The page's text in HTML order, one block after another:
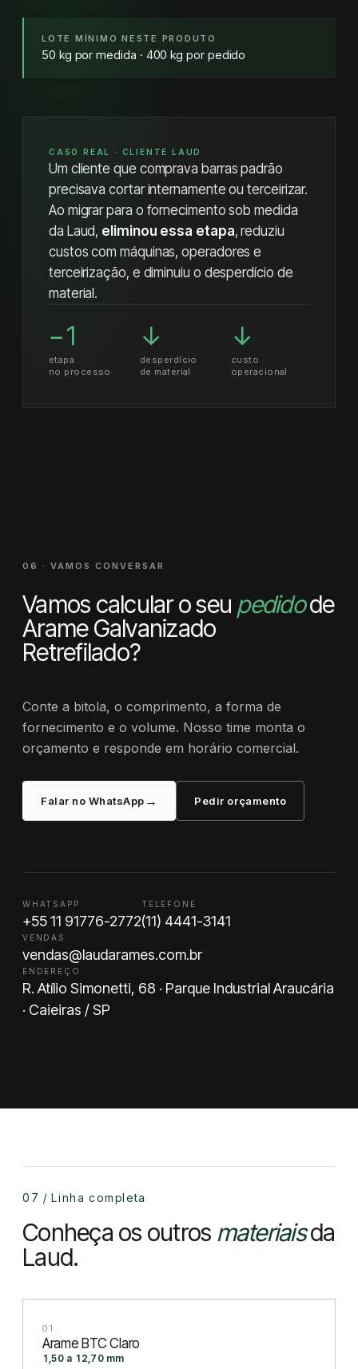
LOTE MÍNIMO NESTE PRODUTO
50 kg por medida · 400 kg por pedido
CASO REAL · CLIENTE LAUD
Um cliente que comprava barras padrão
precisava cortar internamente ou terceirizar.
Ao migrar para o fornecimento sob medida
da Laud, eliminou essa etapa, reduziu
custos com máquinas, operadores e
terceirização, e diminuiu o desperdício de
material.
−1
etapa
no processo
↓
desperdício
de material
↓
custo
operacional
06 · VAMOS CONVERSAR
Vamos calcular o seu pedidode
Arame Galvanizado
Retrefilado?
Conte a bitola, o comprimento, a forma de
fornecimento e o volume. Nosso time monta o
orçamento e responde em horário comercial.
Falar no WhatsApp → Pedir orçamento
WHATSAPP
+55 11 91776-2772
TELEFONE
(11) 4441-3141
VENDAS
vendas@laudarames.com.br
ENDEREÇO
R. Atílio Simonetti, 68 · Parque Industrial Araucária
· Caieiras / SP
07 / Linha completa
Conheça os outros materiaisda
Laud.
01
Arame BTC Claro
1,50 a 12,70 mm